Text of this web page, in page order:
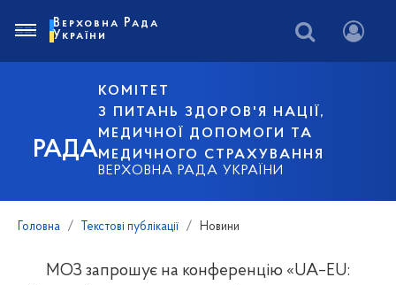
РАДА
КОМІТЕТ
З ПИТАНЬ ЗДОРОВ'Я НАЦІЇ,
МЕДИЧНОЇ ДОПОМОГИ ТА
МЕДИЧНОГО СТРАХУВАННЯ
ВЕРХОВНА РАДА УКРАЇНИ
Верховна Рада
України
Головна Текстові публікації Новини
МОЗ запрошує на конференцію «UA–EU: